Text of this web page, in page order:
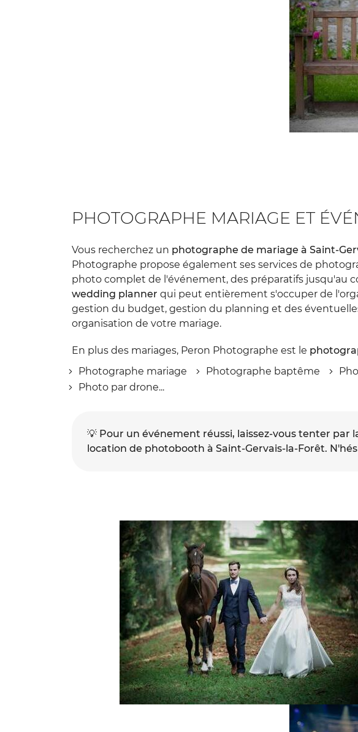
PHOTOGRAPHE MARIAGE ET
Vous recherchez un photographe de mariage à Saint-
Photographe propose également ses services de
photo complet de l'événement, des préparatifs jusqu'au
wedding planner qui peut entièrement s'occuper de
gestion du budget, gestion du planning et des
organisation de votre mariage.
En plus des mariages, Peron Photographe est le
Photographe mariage
Photographe baptême
Photo par drone...
💡 Pour un événement réussi, laissez-vous tenter
location de photobooth à Saint-Gervais-la-Forêt.